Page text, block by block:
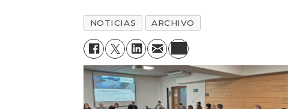
NOTICIAS ARCHIVO